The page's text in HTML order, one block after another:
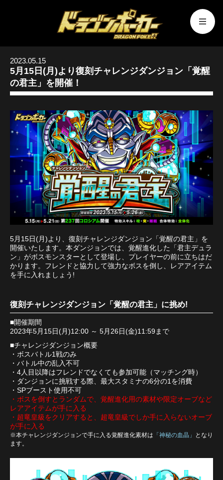
2023.05.15
5月15日(月)より復刻チャレンジダンジョン「覚醒
の君主」を開催！
5月15日(月)より、復刻チャレンジダンジョン「覚醒の君主」を
開催いたします。本ダンジョンでは、覚醒進化した「君主デュラ
ン」がボスモンスターとして登場し、プレイヤーの前に立ちはだ
かります。フレンドと協力して強力なボスを倒し、レアアイテム
を手に入れましょう!
復刻チャレンジダンジョン「覚醒の君主」に挑め!
■開催期間
2023年5月15日(月)12:00 ～ 5月26日(金)11:59まで
■チャレンジダンジョン概要
・ボスバトル1戦のみ
・バトル中の乱入不可
・4人目以降はフレンドでなくても参加可能（マッチング時）
・ダンジョンに挑戦する際、最大スタミナの6分の1を消費
・SPブースト使用不可
・ボスを倒すとランダムで、覚醒進化用の素材や限定オーブなど
レアアイテムが手に入る
・超竜皇級をクリアすると、超竜皇級でしか手に入らないオーブ
が手に入る
※本チャレンジダンジョンで手に入る覚醒進化素材は 「神秘の血晶」
となり
ます。